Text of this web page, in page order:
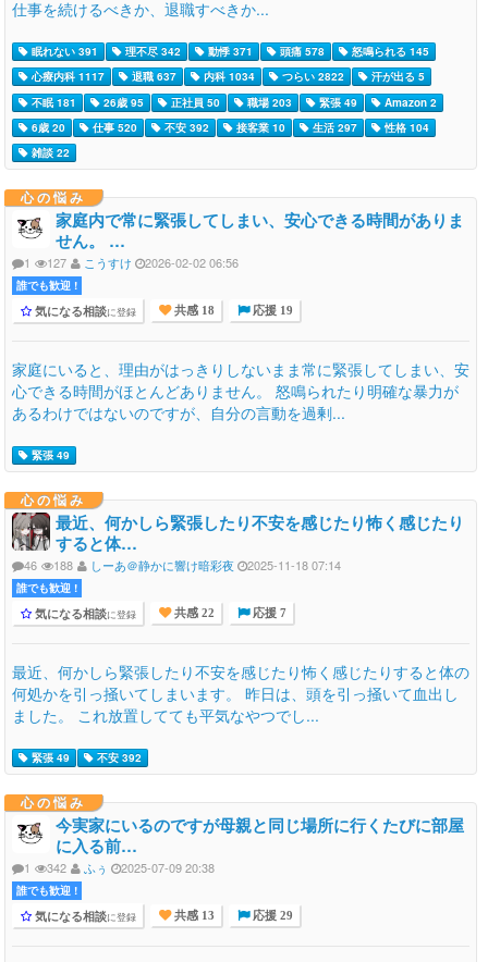
仕事を続けるべきか、退職すべきか...
眠れない 391 理不尽 342 動悸 371 頭痛 578
怒鳴られる 145
心療内科 1117
退職 637 内科 1034 つらい 2822
汗が出る 5
不眠 181
26歳 95 正社員 50 職場 203 緊張 49
Amazon 2
6歳 20
仕事 520 不安 392 接客業 10 生活 297
性格 104
雑談 22
心の悩み
家庭内で常に緊張してしまい、安心できる時間がありま
せん。 …
1 127 こうすけ 2026-02-02 06:56
誰でも歓迎 !
気になる相談に登録 共感 18 応援 19
家庭にいると、理由がはっきりしないまま常に緊張してしまい、安
心できる時間がほとんどありません。 怒鳴られたり明確な暴力が
あるわけではないのですが、自分の言動を過剰...
緊張 49
心の悩み
最近、何かしら緊張したり不安を感じたり怖く感じたり
すると体…
46 188 しーあ＠静かに響け暗彩夜 2025-11-18 07:14
誰でも歓迎 !
気になる相談に登録 共感 22 応援 7
最近、何かしら緊張したり不安を感じたり怖く感じたりすると体の
何処かを引っ掻いてしまいます。 昨日は、頭を引っ掻いて血出し
ました。 これ放置してても平気なやつでし...
緊張 49 不安 392
心の悩み
今実家にいるのですが母親と同じ場所に行くたびに部屋
に入る前…
1 342 ふぅ 2025-07-09 20:38
誰でも歓迎 !
気になる相談に登録 共感 13 応援 29